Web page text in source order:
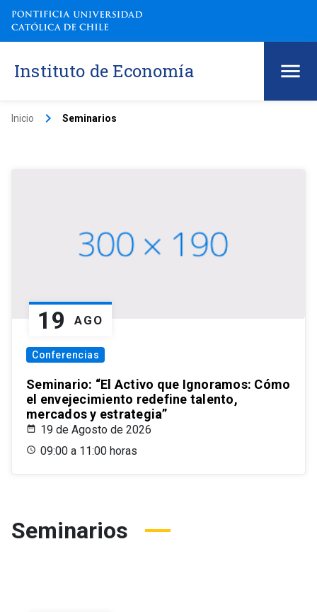
Instituto de Economía
Inicio keyboard_arrow_right Seminarios
19 AGO
Conferencias
Seminario: “El Activo que Ignoramos: Cómo
el envejecimiento redefine talento,
mercados y estrategia”
19 de Agosto de 2026
09:00 a 11:00 horas
Seminarios